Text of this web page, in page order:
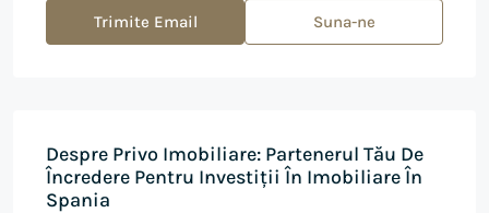
Trimite Email Suna-ne
Despre Privo Imobiliare: Partenerul Tău De
Încredere Pentru Investiții În Imobiliare În
Spania